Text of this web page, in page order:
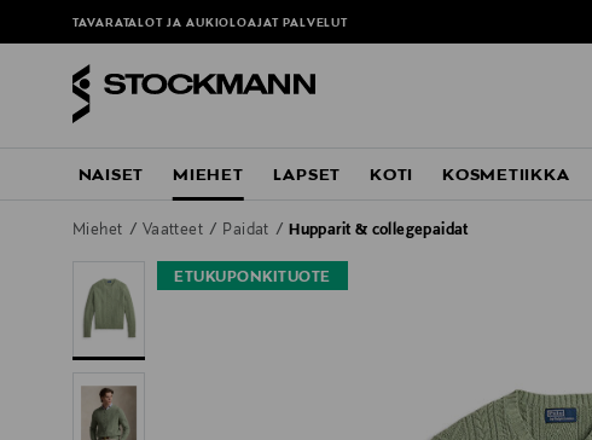
TAVARATALOT JA AUKIOLOAJAT PALVELUT
NAISET MIEHET LAPSET KOTI KOSMETIIKKA
Miehet Vaatteet Paidat Hupparit & collegepaidat
ETUKUPONKITUOTE